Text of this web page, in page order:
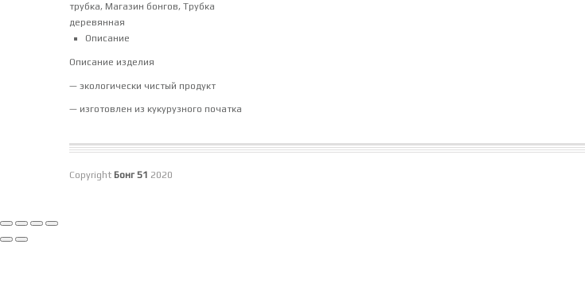
трубка, Магазин бонгов, Трубка
деревянная
Описание
Описание изделия
— экологически чистый продукт
— изготовлен из кукурузного початка
Copyright Бонг 51 2020